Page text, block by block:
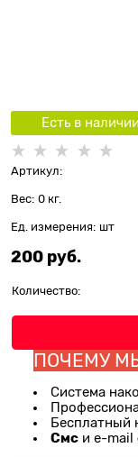
Есть в
Артикул:
Вес: 0 кг.
Ед. измерения: шт
200 руб.
Количество:
ПОЧЕМУ
Система
Бесплатный
Смс и e-mail